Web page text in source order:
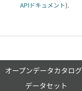
APIドキュメント).
オープンデータカタログ
データセット